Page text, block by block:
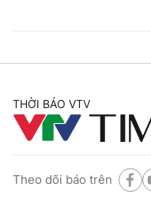
THỜI BÁO VTV
Theo dõi báo trên